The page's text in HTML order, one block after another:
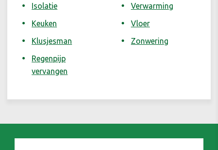
Isolatie
Keuken
Klusjesman
Regenpijp
vervangen
Verwarming
Vloer
Zonwering